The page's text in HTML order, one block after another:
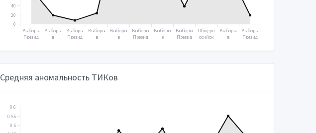
Выборы
Презид
2000
Выборы
в
рствен
думу
Выборы
Презид
2004
Выборы
в
рствен
думу
Выборы
в
рствен
думу
Выборы
Презид
2012
Выборы
в
рствен
думу
Выборы
Презид
2018
Общеро
ссийск
голосо
2020
Выборы
в
рствен
думу
Выборы
Презид
2024
0
20
40
Средняя аномальность ТИКов
0.5
0.55
0.6